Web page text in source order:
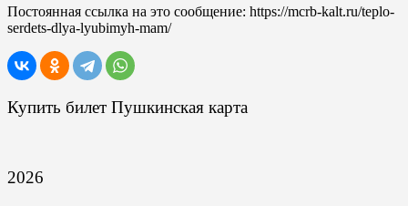
Постоянная ссылка на это сообщение: https://mcrb-kalt.ru/teplo-
serdets-dlya-lyubimyh-mam/
Купить билет Пушкинская карта
2026